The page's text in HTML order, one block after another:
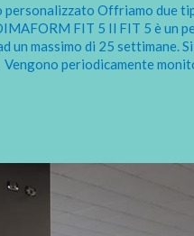
personalizzato Offriamo due
FIT 5 Il FIT 5 è un
un massimo di 25 settimane.
periodicamente